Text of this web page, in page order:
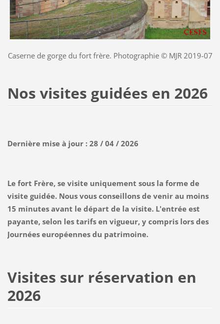
Caserne de gorge du fort frère. Photographie © MJR 2019-07
Nos visites guidées en 2026
Dernière mise à jour : 28 / 04 / 2026
Le fort Frère, se visite uniquement sous la forme de
visite guidée. Nous vous conseillons de venir au moins
15 minutes avant le départ de la visite. L'entrée est
payante, selon les tarifs en vigueur, y compris lors des
Journées européennes du patrimoine.
Visites sur réservation en
2026